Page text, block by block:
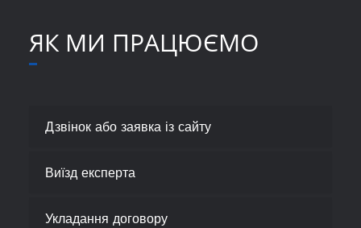
ЯК МИ ПРАЦЮЄМО
Дзвінок або заявка із сайту
Виїзд експерта
Укладання договору